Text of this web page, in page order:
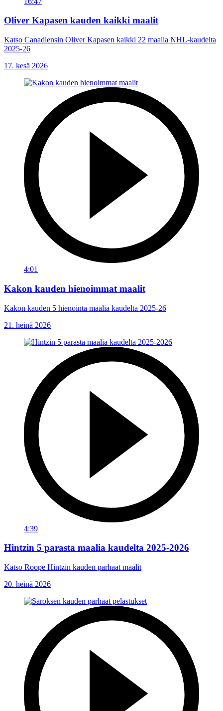
Oliver Kapasen kauden kaikki maalit
Katso Canadiensin Oliver Kapasen kaikki 22 maalia NHL-kaudelta
2025-26
17. kesä 2026
4:01
Kakon kauden hienoimmat maalit
Kakon kauden 5 hienointa maalia kaudelta 2025-26
21. heinä 2026
4:39
Hintzin 5 parasta maalia kaudelta 2025-2026
Katso Roope Hintzin kauden parhaat maalit
20. heinä 2026